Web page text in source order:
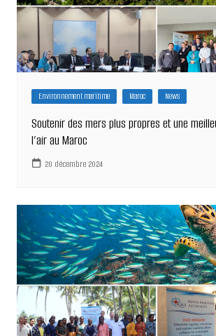
Environnement maritime Maroc News
Soutenir des mers plus propres et une
l’air au Maroc
20 décembre 2024